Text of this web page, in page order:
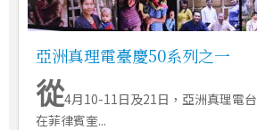
亞洲真理電臺慶50系列之一
從4月10-11日及21日，亞洲真理電台
在菲律賓奎...